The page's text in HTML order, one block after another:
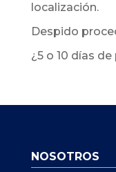
localización.
Despido
¿5 o 10 días
NOSOTROS